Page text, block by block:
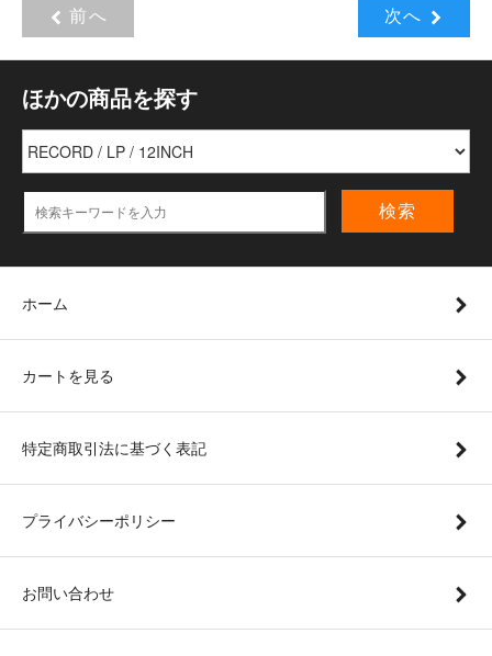
前へ 次へ
ほかの商品を探す
検索
ホーム
カートを見る
特定商取引法に基づく表記
プライバシーポリシー
お問い合わせ